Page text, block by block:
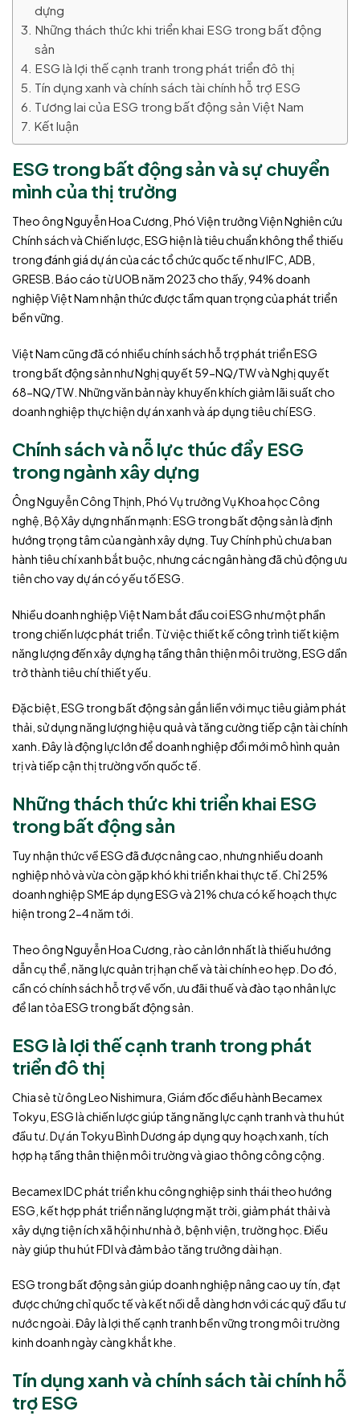
dựng
Những thách thức khi triển khai ESG trong bất động
sản
ESG là lợi thế cạnh tranh trong phát triển đô thị
Tín dụng xanh và chính sách tài chính hỗ trợ ESG
Tương lai của ESG trong bất động sản Việt Nam
Kết luận
ESG trong bất động sản và sự chuyển
mình của thị trường
Theo ông Nguyễn Hoa Cương, Phó Viện trưởng Viện Nghiên cứu
Chính sách và Chiến lược, ESG hiện là tiêu chuẩn không thể thiếu
trong đánh giá dự án của các tổ chức quốc tế như IFC, ADB,
GRESB. Báo cáo từ UOB năm 2023 cho thấy, 94% doanh
nghiệp Việt Nam nhận thức được tầm quan trọng của phát triển
bền vững.
Việt Nam cũng đã có nhiều chính sách hỗ trợ phát triển ESG
trong bất động sản như Nghị quyết 59-NQ/TW và Nghị quyết
68-NQ/TW. Những văn bản này khuyến khích giảm lãi suất cho
doanh nghiệp thực hiện dự án xanh và áp dụng tiêu chí ESG.
Chính sách và nỗ lực thúc đẩy ESG
trong ngành xây dựng
Ông Nguyễn Công Thịnh, Phó Vụ trưởng Vụ Khoa học Công
nghệ, Bộ Xây dựng nhấn mạnh: ESG trong bất động sản là định
hướng trọng tâm của ngành xây dựng. Tuy Chính phủ chưa ban
hành tiêu chí xanh bắt buộc, nhưng các ngân hàng đã chủ động ưu
tiên cho vay dự án có yếu tố ESG.
Nhiều doanh nghiệp Việt Nam bắt đầu coi ESG như một phần
trong chiến lược phát triển. Từ việc thiết kế công trình tiết kiệm
năng lượng đến xây dựng hạ tầng thân thiện môi trường, ESG dần
trở thành tiêu chí thiết yếu.
Đặc biệt, ESG trong bất động sản gắn liền với mục tiêu giảm phát
thải, sử dụng năng lượng hiệu quả và tăng cường tiếp cận tài chính
xanh. Đây là động lực lớn để doanh nghiệp đổi mới mô hình quản
trị và tiếp cận thị trường vốn quốc tế.
Những thách thức khi triển khai ESG
trong bất động sản
Tuy nhận thức về ESG đã được nâng cao, nhưng nhiều doanh
nghiệp nhỏ và vừa còn gặp khó khi triển khai thực tế. Chỉ 25%
doanh nghiệp SME áp dụng ESG và 21% chưa có kế hoạch thực
hiện trong 2-4 năm tới.
Theo ông Nguyễn Hoa Cương, rào cản lớn nhất là thiếu hướng
dẫn cụ thể, năng lực quản trị hạn chế và tài chính eo hẹp. Do đó,
cần có chính sách hỗ trợ về vốn, ưu đãi thuế và đào tạo nhân lực
để lan tỏa ESG trong bất động sản.
ESG là lợi thế cạnh tranh trong phát
triển đô thị
Chia sẻ từ ông Leo Nishimura, Giám đốc điều hành Becamex
Tokyu, ESG là chiến lược giúp tăng năng lực cạnh tranh và thu hút
đầu tư. Dự án Tokyu Bình Dương áp dụng quy hoạch xanh, tích
hợp hạ tầng thân thiện môi trường và giao thông công cộng.
Becamex IDC phát triển khu công nghiệp sinh thái theo hướng
ESG, kết hợp phát triển năng lượng mặt trời, giảm phát thải và
xây dựng tiện ích xã hội như nhà ở, bệnh viện, trường học. Điều
này giúp thu hút FDI và đảm bảo tăng trưởng dài hạn.
ESG trong bất động sản giúp doanh nghiệp nâng cao uy tín, đạt
được chứng chỉ quốc tế và kết nối dễ dàng hơn với các quỹ đầu tư
nước ngoài. Đây là lợi thế cạnh tranh bền vững trong môi trường
kinh doanh ngày càng khắt khe.
Tín dụng xanh và chính sách tài chính hỗ
trợ ESG